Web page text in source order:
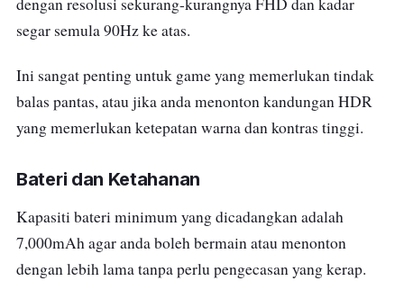
dengan resolusi sekurang-kurangnya FHD dan kadar
segar semula 90Hz ke atas.
Ini sangat penting untuk game yang memerlukan tindak
balas pantas, atau jika anda menonton kandungan HDR
yang memerlukan ketepatan warna dan kontras tinggi.
Bateri dan Ketahanan
Kapasiti bateri minimum yang dicadangkan adalah
7,000mAh agar anda boleh bermain atau menonton
dengan lebih lama tanpa perlu pengecasan yang kerap.